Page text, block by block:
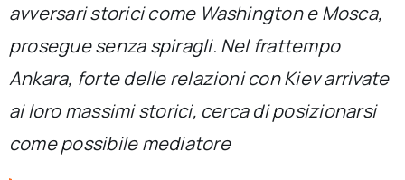
per:
Newsletter
avversari storici come Washington e Mosca,
prosegue senza spiragli. Nel frattempo
Ankara, forte delle relazioni con Kiev arrivate
ai loro massimi storici, cerca di posizionarsi
come possibile mediatore